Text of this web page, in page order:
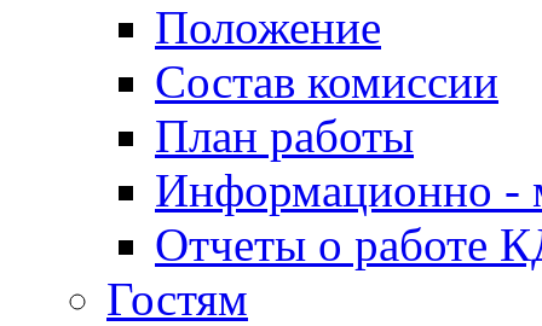
Положение
Состав комиссии
План работы
Информационно -
Отчеты о работе
Гостям